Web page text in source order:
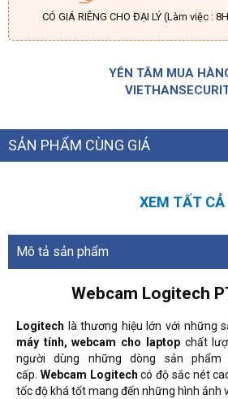
CÓ GIÁ RIÊNG CHO ĐẠI LÝ (Làm việc :
YÊN TÂM MUA
SẢN PHẨM CÙNG GIÁ
XEM TẤT CẢ
Mô tả sản phẩm
Webcam Logitech
Logitech là thương hiệu lớn với những
máy tính, webcam cho laptop chất
người dùng những dòng sản phẩm
cấp. Webcam Logitechcó độ sắc nét
tốc độ khá tốt mang đến những hình ảnh